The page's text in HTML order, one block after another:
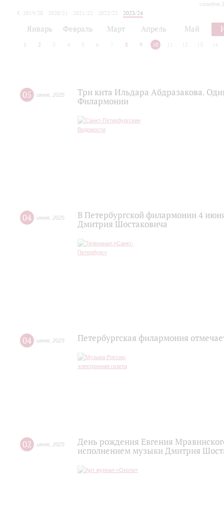
сегодня
2019/20 2020/21 2021/22 2022/23
2023/24
Январь Февраль Март Апрель Май
1 2 3 4 5 6 7 8 9 10 12 13 14
05 июня 2025
Три кита Ильдара Абдразакова.
Филармонии
04 июня 2025
В Петербургской филармонии 4
Дмитрия Шостаковича
04 июня 2025 Петербургская филармония
02 июня 2025
День рождения Евгения
исполнением музыки Дмитрия